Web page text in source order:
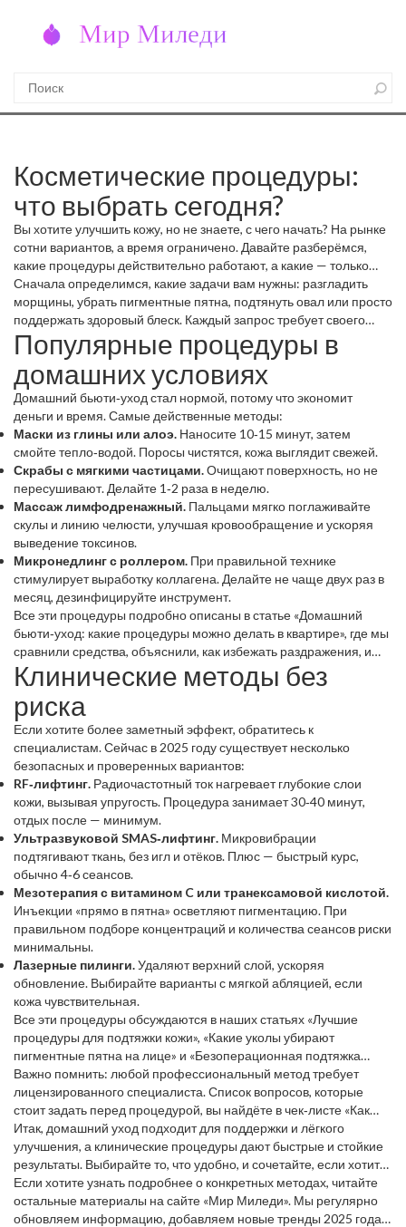
Косметические процедуры:
что выбрать сегодня?
Вы хотите улучшить кожу, но не знаете, с чего начать? На рынке
сотни вариантов, а время ограничено. Давайте разберёмся,
какие процедуры действительно работают, а какие — только
шум.
Сначала определимся, какие задачи вам нужны: разгладить
морщины, убрать пигментные пятна, подтянуть овал или просто
поддержать здоровый блеск. Каждый запрос требует своего
подхода, и в этом тексте мы собрали проверенные варианты,
которые можно выполнить дома и в клинике без риска.
Популярные процедуры в
домашних условиях
Домашний бьюти‑уход стал нормой, потому что экономит
деньги и время. Самые действенные методы:
Маски из глины или алоэ. Наносите 10‑15 минут, затем
смойте тепло‑водой. Поросы чистятся, кожа выглядит свежей.
Скрабы с мягкими частицами.Очищают поверхность, но не
пересушивают. Делайте 1‑2 раза в неделю.
Массаж лимфодренажный. Пальцами мягко поглаживайте
скулы и линию челюсти, улучшая кровообращение и ускоряя
выведение токсинов.
Микронедлинг с роллером. При правильной технике
стимулирует выработку коллагена. Делайте не чаще двух раз в
месяц, дезинфицируйте инструмент.
Все эти процедуры подробно описаны в статье «Домашний
бьюти‑уход: какие процедуры можно делать в квартире», где мы
сравнили средства, объяснили, как избежать раздражения, и
показали, какие результаты можно ожидать уже через месяц.
Клинические методы без
риска
Если хотите более заметный эффект, обратитесь к
специалистам. Сейчас в 2025 году существует несколько
безопасных и проверенных вариантов:
RF‑лифтинг. Радиочастотный ток нагревает глубокие слои
кожи, вызывая упругость. Процедура занимает 30‑40 минут,
отдых после — минимум.
Ультразвуковой SMAS‑лифтинг. Микровибрации
подтягивают ткань, без игл и отёков. Плюс — быстрый курс,
обычно 4‑6 сеансов.
Мезотерапия с витамином C или транексамовой кислотой.
Инъекции «прямо в пятна» осветляют пигментацию. При
правильном подборе концентраций и количества сеансов риски
минимальны.
Лазерные пилинги.Удаляют верхний слой, ускоряя
обновление. Выбирайте варианты с мягкой абляцией, если
кожа чувствительная.
Все эти процедуры обсуждаются в наших статьях «Лучшие
процедуры для подтяжки кожи», «Какие уколы убирают
пигментные пятна на лице» и «Безоперационная подтяжка
лица». Мы рассказываем, как подобрать подходящий метод, что
спросить у врача и как подготовиться к сеансу.
Важно помнить: любой профессиональный метод требует
лицензированного специалиста. Список вопросов, которые
стоит задать перед процедурой, вы найдёте в чек‑листе «Как
распознать хорошего косметолога». Если специалист не
предоставляет сертификаты или отказывается отвечать —
лучше искать другого.
Итак, домашний уход подходит для поддержки и лёгкого
улучшения, а клинические процедуры дают быстрые и стойкие
результаты. Выбирайте то, что удобно, и сочетайте, если хотите
максимальный эффект. Главное — не спешить, проверять
репутацию мастера и слушать собственную кожу.
Если хотите узнать подробнее о конкретных методах, читайте
остальные материалы на сайте «Мир Миледи». Мы регулярно
обновляем информацию, добавляем новые тренды 2025 года и